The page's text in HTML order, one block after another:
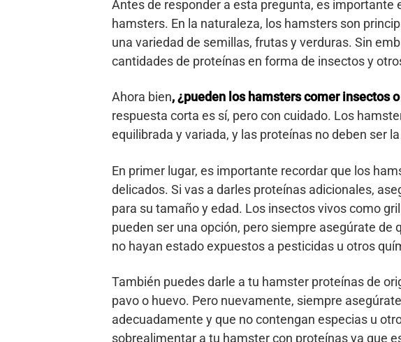
Antes de responder a esta pregunta, es importante
hamsters. En la naturaleza, los hamsters son
una variedad de semillas, frutas y verduras. Sin
cantidades de proteínas en forma de insectos y
Ahora bien, ¿pueden los hamsters comer insectos
respuesta corta es sí, pero con cuidado. Los
equilibrada y variada, y las proteínas no deben ser
En primer lugar, es importante recordar que los
delicados. Si vas a darles proteínas adicionales,
para su tamaño y edad. Los insectos vivos como
pueden ser una opción, pero siempre asegúrate de
no hayan estado expuestos a pesticidas u otros
También puedes darle a tu hamster proteínas de
pavo o huevo. Pero nuevamente, siempre
adecuadamente y que no contengan especias u
sobrealimentar a tu hamster con proteínas ya que